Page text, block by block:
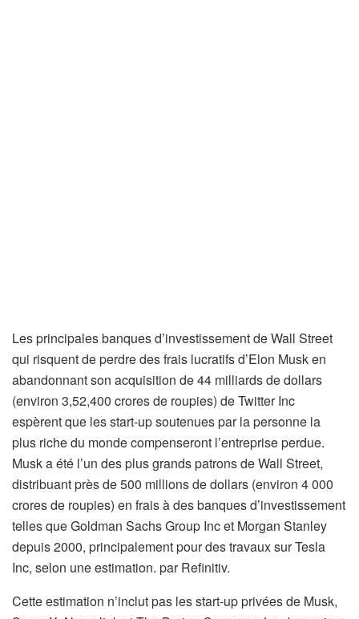
Les principales banques d’investissement de Wall Street
qui risquent de perdre des frais lucratifs d’Elon Musk en
abandonnant son acquisition de 44 milliards de dollars
(environ 3,52,400 crores de roupies) de Twitter Inc
espèrent que les start-up soutenues par la personne la
plus riche du monde compenseront l’entreprise perdue.
Musk a été l’un des plus grands patrons de Wall Street,
distribuant près de 500 millions de dollars (environ 4 000
crores de roupies) en frais à des banques d’investissement
telles que Goldman Sachs Group Inc et Morgan Stanley
depuis 2000, principalement pour des travaux sur Tesla
Inc, selon une estimation. par Refinitiv.
Cette estimation n’inclut pas les start-up privées de Musk,